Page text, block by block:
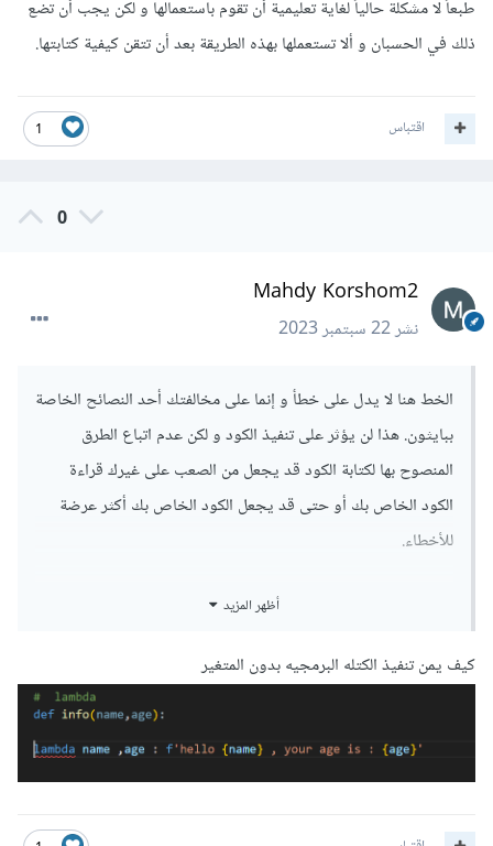
طبعاً لا مشكلة حالياً لغاية تعليمية أن تقوم باستعمالها و لكن يجب أن تضع
ذلك في الحسبان و ألا تستعملها بهذه الطريقة بعد أن تتقن كيفية كتابتها.
1 اقتباس
0
Mahdy Korshom2
نشر22 سبتمبر 2023
الخط هنا لا يدل على خطأ و إنما على مخالفتك أحد النصائح الخاصة
ببايثون. هذا لن يؤثر على تنفيذ الكود و لكن عدم اتباع الطرق
المنصوح بها لكتابة الكود قد يجعل من الصعب على غيرك قراءة
الكود الخاص بك أو حتى قد يجعل الكود الخاص بك أكثر عرضة
للأخطاء.
هنا لا يجب إسناد lambda إلى متغير، ﻷنك بذلك تكون خالفت
العمليات التي نريد فيها هذا التابع لمرة واحدة. في حال أسندتها إلى
اسم فهي ستظل موجودة إلى نهاية البرنامج و سيكون من الممكن
طبعاً لا مشكلة حالياً لغاية تعليمية أن تقوم باستعمالها و لكن يجب أن
أظهر المزيد
كيف يمن تنفيذ الكتله البرمجيه بدون المتغير